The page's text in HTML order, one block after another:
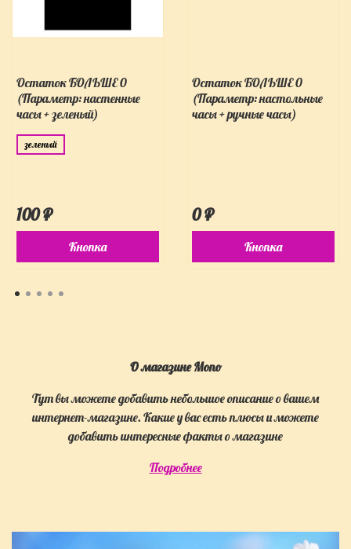
Остаток БОЛЬШЕ 0
(Параметр: настенные
часы + зеленый)
зеленый
100 ₽
Кнопка
Остаток БОЛЬШЕ 0
(Параметр: настольные
часы + ручные часы)
0 ₽
Кнопка
О магазине Mono
Тут вы можете добавить небольшое описание о вашем
интернет-магазине. Какие у вас есть плюсы и можете
добавить интересные факты о магазине
Подробнее